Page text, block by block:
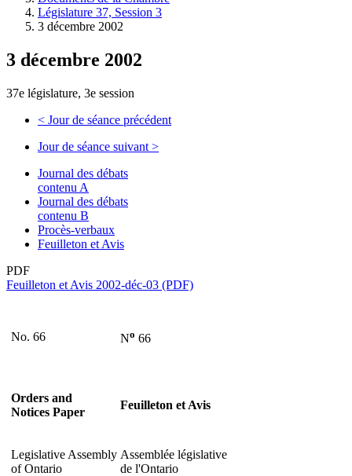
Législature 37, Session 3
3 décembre 2002
3 décembre 2002
37e législature, 3e session
< Jour de séance précédent
Jour de séance suivant >
Journal des débats
contenu A
Journal des débats
contenu B
Procès-verbaux
Feuilleton et Avis
PDF
Feuilleton et Avis 2002-déc-03 (PDF)
No. 66 No 66
Orders and
Notices Paper
Feuilleton et Avis
Legislative Assembly
of Ontario
Assemblée législative
de l'Ontario